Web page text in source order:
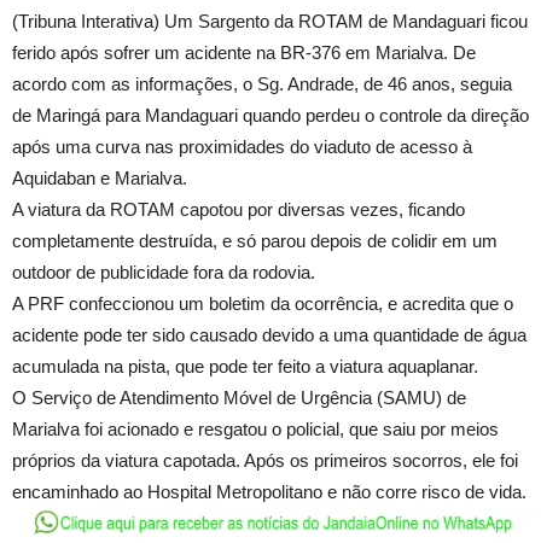
(Tribuna Interativa) Um Sargento da ROTAM de Mandaguari ficou
ferido após sofrer um acidente na BR-376 em Marialva. De
acordo com as informações, o Sg. Andrade, de 46 anos, seguia
de Maringá para Mandaguari quando perdeu o controle da direção
após uma curva nas proximidades do viaduto de acesso à
Aquidaban e Marialva.
A viatura da ROTAM capotou por diversas vezes, ficando
completamente destruída, e só parou depois de colidir em um
outdoor de publicidade fora da rodovia.
A PRF confeccionou um boletim da ocorrência, e acredita que o
acidente pode ter sido causado devido a uma quantidade de água
acumulada na pista, que pode ter feito a viatura aquaplanar.
O Serviço de Atendimento Móvel de Urgência (SAMU) de
Marialva foi acionado e resgatou o policial, que saiu por meios
próprios da viatura capotada. Após os primeiros socorros, ele foi
encaminhado ao Hospital Metropolitano e não corre risco de vida.